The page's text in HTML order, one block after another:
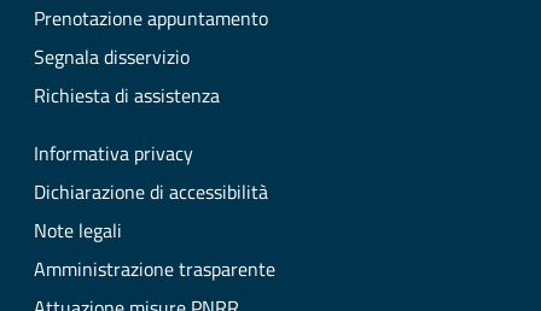
Prenotazione appuntamento
Segnala disservizio
Richiesta di assistenza
Informativa privacy
Dichiarazione di accessibilità
Note legali
Amministrazione trasparente